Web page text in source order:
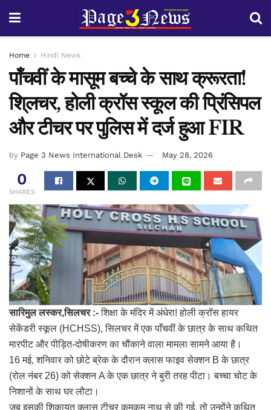
Home Hindi News
पाँचवीं के मासूम बच्चे के साथ क्रूरता!
शि्लचर, होली क्रॉस स्कूल की प्रिंसिपल
और टीचर पर पुलिस में दर्ज हुआ FIR
by Page 3 News International Desk May 28, 2026
0
SHARES
सारिमुल लस्कर,सिलचर :-शिक्षा के मंदिर में अंधेरा! होली क्रॉस हायर
सेकेंडरी स्कूल (HCHSS), सिलचर में एक पाँचवीं के छात्र के साथ कथित
मारपीट और पीड़ित-दोषीकरण का चौंकाने वाला मामला सामने आया है।
16 मई, शनिवार को छोटे ब्रेक के दौरान क्लास फाइव सेक्शन B के छात्र
(रोल नंबर 26) को सेक्शन A के एक छात्र ने बुरी तरह पीटा। बच्चा चोट के
निशानों के साथ घर लौटा।
जब इसकी शिकायत क्लास टीचर कुमकुम नाथ से की गई, तो उन्होंने कथित